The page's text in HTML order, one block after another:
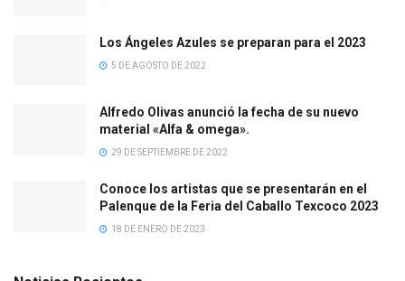
Los Ángeles Azules se preparan para el 2023
5 DE AGOSTO DE 2022
Alfredo Olivas anunció la fecha de su nuevo
material «Alfa & omega».
29 DE SEPTIEMBRE DE 2022
Conoce los artistas que se presentarán en el
Palenque de la Feria del Caballo Texcoco 2023
18 DE ENERO DE 2023